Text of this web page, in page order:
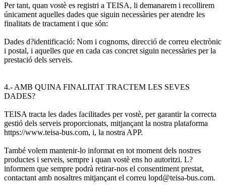
Per tant, quan vostè es registri a TEISA, li demanarem i recollirem
únicament aquelles dades que siguin necessàries per atendre les
finalitats de tractament i que són:
Dades d?identificació: Nom i cognoms, direcció de correu electrònic
i postal, i aquelles que en cada cas concret siguin necessàries per la
prestació dels serveis.
4.- AMB QUINA FINALITAT TRACTEM LES SEVES
DADES?
TEISA tracta les dades facilitades per vostè, per garantir la correcta
gestió dels serveis proporcionats, mitjançant la nostra plataforma
https://www.teisa-bus.com, i, la nostra APP.
També volem mantenir-lo informat en tot moment dels nostres
productes i serveis, sempre i quan vostè ens ho autoritzi. L?
informem que sempre podrà retirar-nos el consentiment prestat,
contactant amb nosaltres mitjançant el correu lopd@teisa-bus.com.